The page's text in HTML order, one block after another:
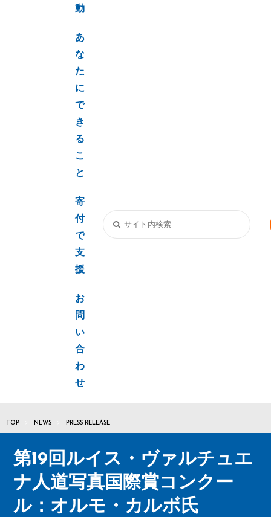
動
あ
な
た
に
で
き
る
こ
と
寄
付
で
支
援
お
問
い
合
わ
せ
TOP NEWS PRESS RELEASE
第19回ルイス・ヴァルチュエ
ナ人道写真国際賞コンクー
ル：オルモ・カルボ氏